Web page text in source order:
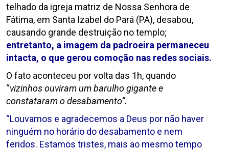
telhado da igreja matriz de Nossa Senhora de
Fátima, em Santa Izabel do Pará (PA), desabou,
causando grande destruição no templo;
entretanto, a imagem da padroeira permaneceu
intacta, o que gerou comoção nas redes sociais.
O fato aconteceu por volta das 1h, quando
“vizinhos ouviram um barulho gigante e
constataram o desabamento”.
“Louvamos e agradecemos a Deus por não haver
ninguém no horário do desabamento e nem
feridos. Estamos tristes, mais ao mesmo tempo